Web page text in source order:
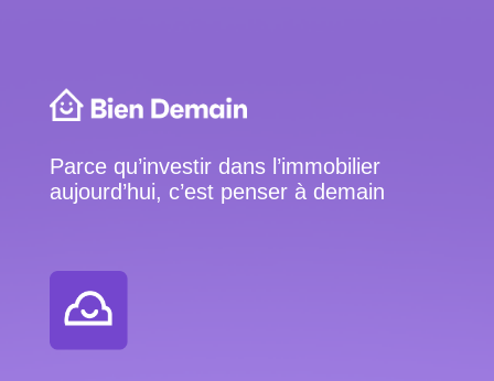
Parce qu’investir dans l’immobilier
aujourd’hui, c’est penser à demain